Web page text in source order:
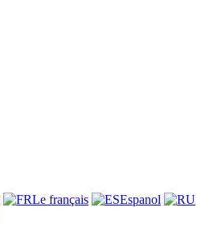
Le français
Espanol